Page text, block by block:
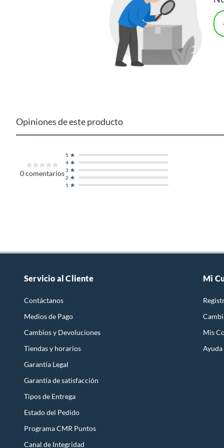
retirar restos de suciedad y dejar secar en un lugar ventilado.
para loza y otra para baño, para mantener una limpieza más
Opiniones de este producto
0comentarios
1
2
3
4
5
Servicio al Cliente
Contáctanos
Medios de Pago
Cambios y Devoluciones
Tiendas y horarios
Garantía Legal
Garantía de satisfacción
Tipos de Entrega
Estado del Pedido
Programa CMR Puntos
Canal de Integridad
Mi
Mis
Ayuda